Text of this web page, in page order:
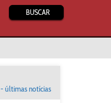
BUSCAR
- últimas notícias